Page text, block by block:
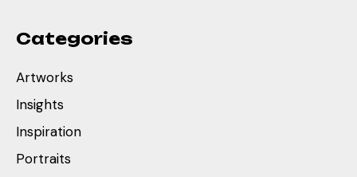
Categories
Artworks
Insights
Inspiration
Portraits